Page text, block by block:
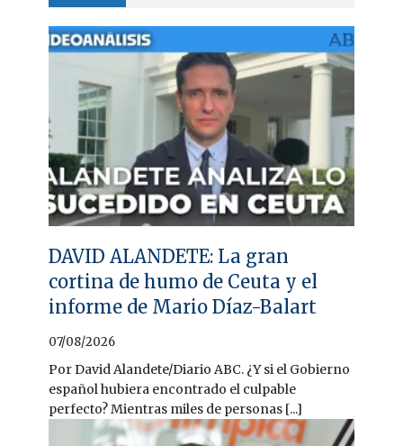
DAVID ALANDETE: La gran
cortina de humo de Ceuta y el
informe de Mario Díaz-Balart
07/08/2026
Por David Alandete/Diario ABC. ¿Y si el Gobierno
español hubiera encontrado el culpable
perfecto? Mientras miles de personas [...]